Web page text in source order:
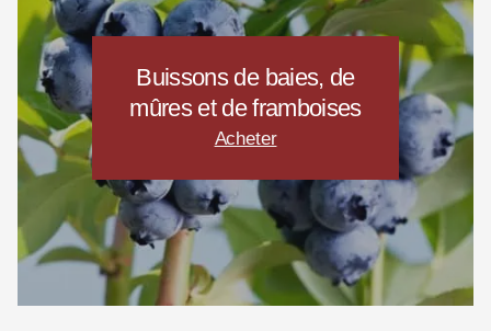
Buissons de baies, de
mûres et de framboises
Acheter